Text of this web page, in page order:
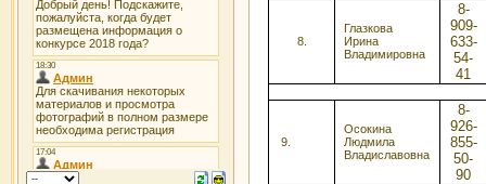
8.
Глазкова
Ирина
Владимировна
8-
909-
633-
54-
41
9.
Осокина
Людмила
Владиславовна
8-
926-
855-
50-
90